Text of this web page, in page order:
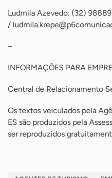
Ludmila Azevedo: (32)
/
–
INFORMAÇÕES PARA
Central de Relacionamento
Os textos veiculados pela
ES são produzidos pela
ser reproduzidos